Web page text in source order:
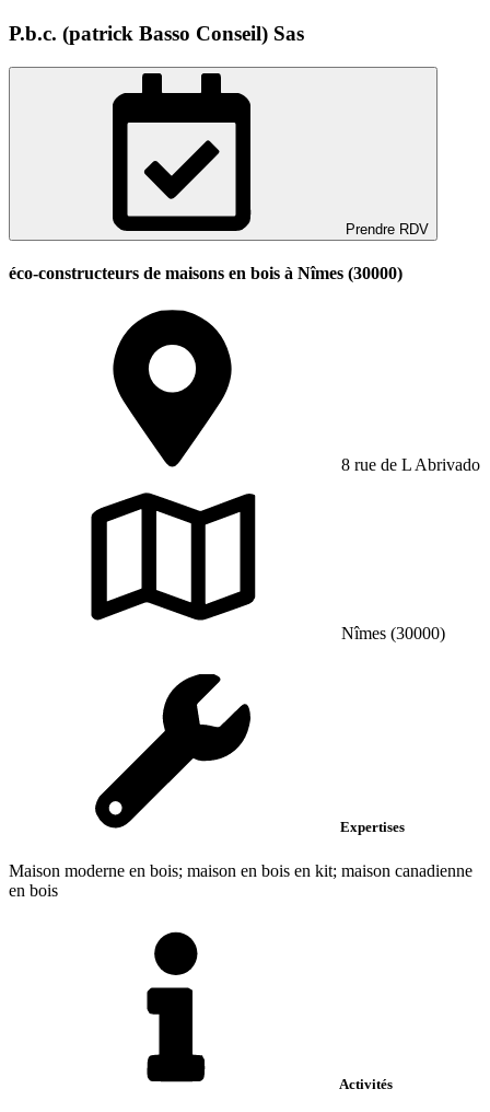
P.b.c. (patrick Basso Conseil) Sas
Prendre RDV
éco-constructeurs de maisons en bois à Nîmes (30000)
8 rue de L Abrivado
Nîmes (30000)
Expertises
Maison moderne en bois; maison en bois en kit; maison canadienne
en bois
Activités